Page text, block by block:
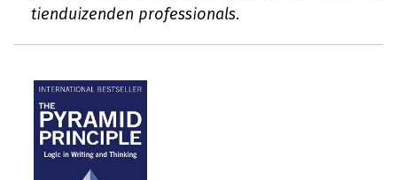
tienduizenden professionals.